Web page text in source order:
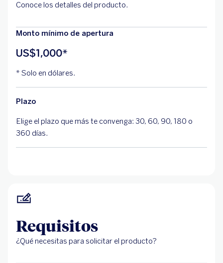
Conoce los detalles del producto.
Monto mínimo de apertura
US$1,000*
* Solo en dólares.
Plazo
Elige el plazo que más te convenga: 30, 60, 90, 180 o
360 días.
Requisitos
¿Qué necesitas para solicitar el producto?